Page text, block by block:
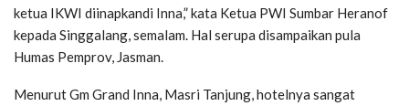
ketua IKWI diinapkandi Inna,” kata Ketua PWI Sumbar Heranof
kepada Singgalang, semalam. Hal serupa disampaikan pula
Humas Pemprov, Jasman.
Menurut Gm Grand Inna, Masri Tanjung, hotelnya sangat